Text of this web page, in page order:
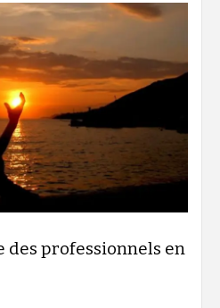
des professionnels en